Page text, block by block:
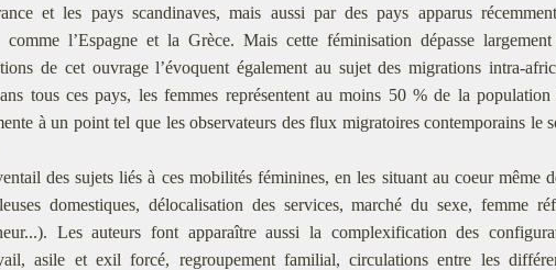
et les pays scandinaves, mais aussi par des pays apparus
comme l’Espagne et la Grèce. Mais cette féminisation dépasse
de cet ouvrage l’évoquent également au sujet des migrations intra-
tous ces pays, les femmes représentent au moins 50 % de la population
à un point tel que les observateurs des flux migratoires contemporains le
des sujets liés à ces mobilités féminines, en les situant au coeur même
domestiques, délocalisation des services, marché du sexe, femme
Les auteurs font apparaître aussi la complexification des
asile et exil forcé, regroupement familial, circulations entre les